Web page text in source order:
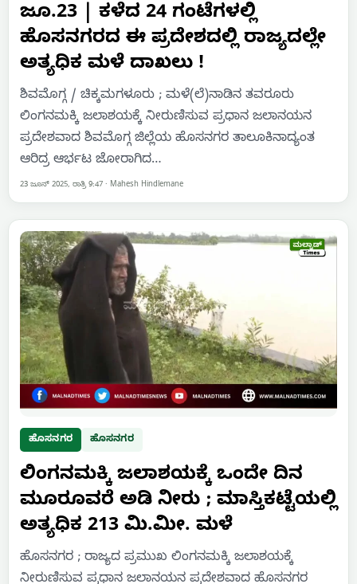
ಜೂ.23 | ಕಳೆದ 24 ಗಂಟೆಗಳಲ್ಲಿ
ಹೊಸನಗರದ ಈ ಪ್ರದೇಶದಲ್ಲಿ ರಾಜ್ಯದಲ್ಲೇ
ಅತ್ಯಧಿಕ ಮಳೆ ದಾಖಲು !
ಶಿವಮೊಗ್ಗ / ಚಿಕ್ಕಮಗಳೂರು ; ಮಳೆ(ಲೆ)ನಾಡಿನ ತವರೂರು
ಲಿಂಗನಮಕ್ಕಿ ಜಲಾಶಯಕ್ಕೆ ನೀರುಣಿಸುವ ಪ್ರಧಾನ ಜಲಾನಯನ
ಪ್ರದೇಶವಾದ ಶಿವಮೊಗ್ಗ ಜಿಲ್ಲೆಯ ಹೊಸನಗರ ತಾಲೂಕಿನಾದ್ಯಂತ
ಆರಿದ್ರ ಆರ್ಭಟ ಜೋರಾಗಿದ…
23 ಜೂನ್ 2025, ರಾತ್ರಿ 9:47 · Mahesh Hindlemane
ಹೊಸನಗರ ಹೊಸನಗರ
ಲಿಂಗನಮಕ್ಕಿ ಜಲಾಶಯಕ್ಕೆ ಒಂದೇ ದಿನ
ಮೂರೂವರೆ ಅಡಿ ನೀರು ; ಮಾಸ್ತಿಕಟ್ಟೆಯಲ್ಲಿ
ಅತ್ಯಧಿಕ 213 ಮಿ.ಮೀ. ಮಳೆ
ಹೊಸನಗರ ; ರಾಜ್ಯದ ಪ್ರಮುಖ ಲಿಂಗನಮಕ್ಕಿ ಜಲಾಶಯಕ್ಕೆ
ನೀರುಣಿಸುವ ಪ್ರಧಾನ ಜಲಾನಯನ ಪ್ರದೇಶವಾದ ಹೊಸನಗರ